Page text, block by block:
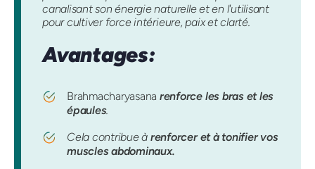
canalisant son énergie naturelle et en l'utilisant
pour cultiver force intérieure, paix et clarté.
Avantages:
Brahmacharyasana renforce les bras et les
épaules.
Cela contribue à renforcer et à tonifier vos
muscles abdominaux.